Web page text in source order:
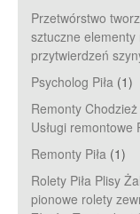
Przetwórstwo
sztuczne
przytwierdzeń
Psycholog Piła (1)
Remonty
Usługi remontowe
Remonty Piła (1)
Rolety Piła Plisy
pionowe rolety